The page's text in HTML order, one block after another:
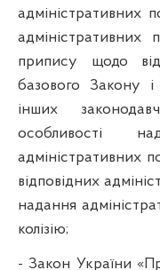
адміністративних
адміністративних
припису щодо
базового Закону
інших
особливості
адміністративних
відповідних
надання
колізію;
- Закон України